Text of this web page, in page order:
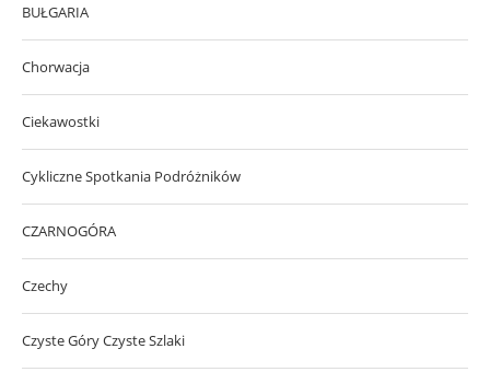
BUŁGARIA
Chorwacja
Ciekawostki
Cykliczne Spotkania Podróżników
CZARNOGÓRA
Czechy
Czyste Góry Czyste Szlaki